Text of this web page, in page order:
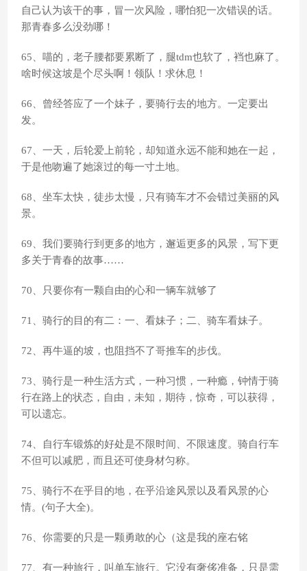
自己认为该干的事，冒一次风险，哪怕犯一次错误的话。
那青春多么没劲哪！
65、喵的，老子腰都要累断了，腿tdm也软了，裆也麻了。
啥时候这坡是个尽头啊！领队！求休息！
66、曾经答应了一个妹子，要骑行去的地方。一定要出
发。
67、一天，后轮爱上前轮，却知道永远不能和她在一起，
于是他吻遍了她滚过的每一寸土地。
68、坐车太快，徒步太慢，只有骑车才不会错过美丽的风
景。
69、我们要骑行到更多的地方，邂逅更多的风景，写下更
多关于青春的故事……
70、只要你有一颗自由的心和一辆车就够了
71、骑行的目的有二：一、看妹子；二、骑车看妹子。
72、再牛逼的坡，也阻挡不了哥推车的步伐。
73、骑行是一种生活方式，一种习惯，一种瘾，钟情于骑
行在路上的状态，自由，未知，期待，惊奇，可以获得，
可以遗忘。
74、自行车锻炼的好处是不限时间、不限速度。骑自行车
不但可以减肥，而且还可使身材匀称。
75、骑行不在乎目的地，在乎沿途风景以及看风景的心
情。(句子大全)。
76、你需要的只是一颗勇敢的心（这是我的座右铭
77、有一种旅行，叫单车旅行。它没有奢侈准备，只是需